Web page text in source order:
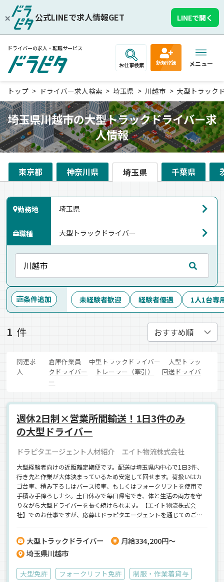
公式LINEで求人情報GET LINEで開く
ドライバーの求人・転職サービス
お仕事検索 新規登録 メニュー
トップ ドライバー求人検索 埼玉県 川越市 大型トラック
埼玉県川越市の大型トラックドライバー求
人情報
東京都 神奈川県 埼玉県 千葉県
勤務地
職種
条件追加 未経験者歓迎 経験者優遇 1人1台専
1 件
関連求
人
倉庫作業員 中型トラックドライバー
大型トラッ
クドライバー
トレーラー（牽引）
回送ドライバ
ー
週休2日制×営業所間輸送！1日3件のみ
の大型ドライバー
ドラピタエージェント人材紹介 エイト物流株式会社
大型経験者向けの近距離定期便です。配送は埼玉県内中心で1日3件、
行き先と作業が大体決まっているため安定して回せます。荷扱いはカ
ゴ台車、積み下ろしはバース接車、もしくはフォークリフトを使用で
手積み手降ろしナシ。土日休みで毎日帰宅でき、体と生活の両方を守
りながら大型ドライバーを長く続けられます。【エイト物流株式会
社】でのお仕事ですが、応募はドラピタエージェントを通じてのご紹
大型トラックドライバー
月給334,200円～
埼玉県川越市
大型免許 フォークリフト免許
制服・作業着貸与